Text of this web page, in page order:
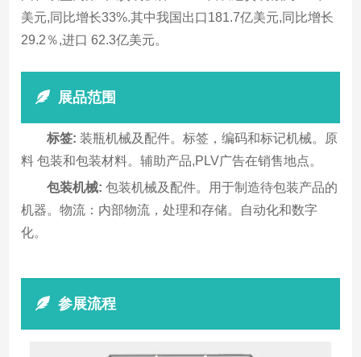
美元,同比增长33%.其中我国出口181.7亿美元,同比增长
29.2％,进口 62.3亿美元。
展品范围
标签: 装瓶机械及配件。标签，编码和标记机械。原
料 包装和包装材料。辅助产品,PLV广告在销售地点。
包装机械: 包装机械及配件。用于制造待包装产品的
机器。物流：内部物流，处理和存储。自动化和数字
化。
参展流程